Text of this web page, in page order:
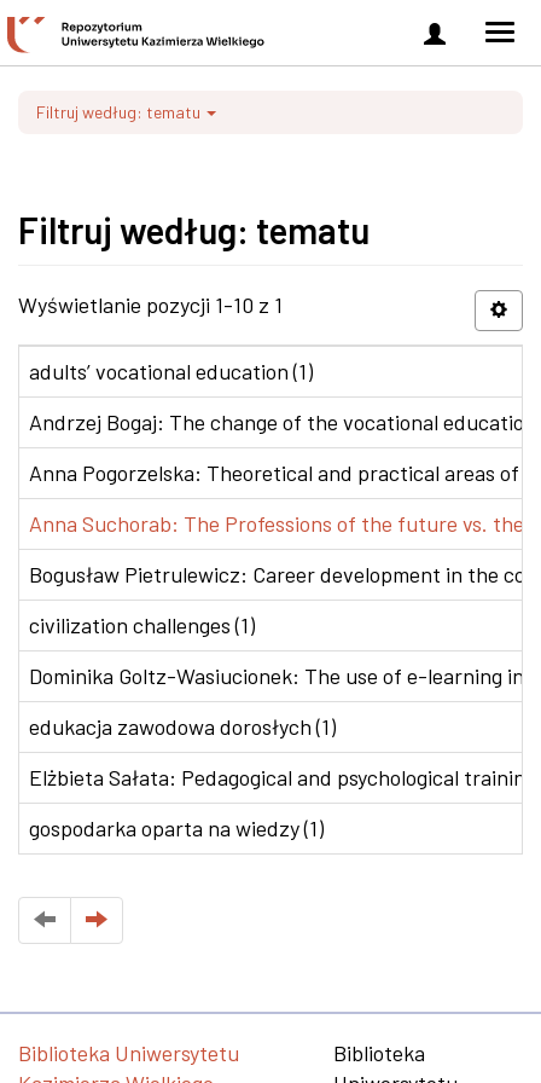
Zaloguj
się
Filtruj według: tematu
Filtruj według: tematu
Wyświetlanie pozycji 1-10 z 1
adults’ vocational education (1)
Andrzej Bogaj: The change of the vocational
Anna Pogorzelska: Theoretical and practical areas of
Anna Suchorab: The Professions of the future vs. the
Bogusław Pietrulewicz: Career development in the
civilization challenges (1)
Dominika Goltz-Wasiucionek: The use of e-learning in
edukacja zawodowa dorosłych (1)
Elżbieta Sałata: Pedagogical and psychological
gospodarka oparta na wiedzy (1)
Biblioteka Uniwersytetu
Biblioteka